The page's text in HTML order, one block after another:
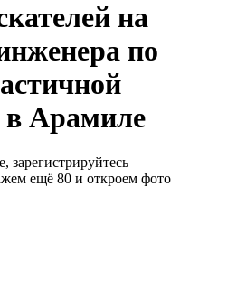
на
по
в Арамиле
зарегистрируйтесь
ещё 80 и откроем фото